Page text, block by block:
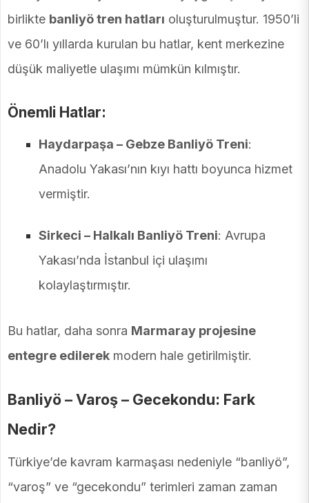
birlikte banliyö tren hatları oluşturulmuştur. 1950’li
ve 60’lı yıllarda kurulan bu hatlar, kent merkezine
düşük maliyetle ulaşımı mümkün kılmıştır.
Önemli Hatlar:
Haydarpaşa – Gebze Banliyö Treni:
Anadolu Yakası’nın kıyı hattı boyunca hizmet
vermiştir.
Sirkeci – Halkalı Banliyö Treni: Avrupa
Yakası’nda İstanbul içi ulaşımı
kolaylaştırmıştır.
Bu hatlar, daha sonra Marmaray projesine
entegre edilerek modern hale getirilmiştir.
Banliyö – Varoş – Gecekondu: Fark
Nedir?
Türkiye’de kavram karmaşası nedeniyle “banliyö”,
“varoş” ve “gecekondu” terimleri zaman zaman